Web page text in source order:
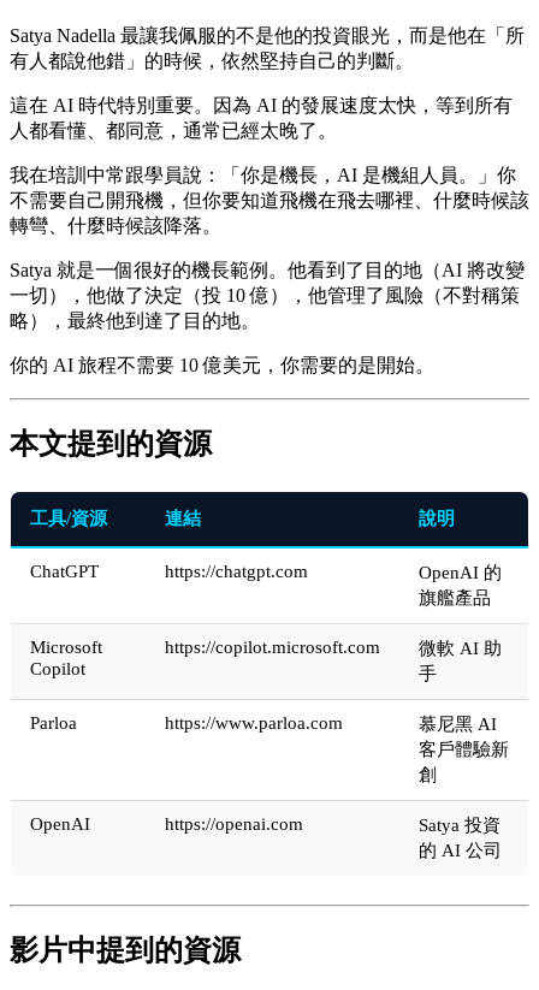
Satya Nadella 最讓我佩服的不是他的投資眼光，而是他在「所
有人都說他錯」的時候，依然堅持自己的判斷。
這在 AI 時代特別重要。因為 AI 的發展速度太快，等到所有
人都看懂、都同意，通常已經太晚了。
我在培訓中常跟學員說：「你是機長，AI 是機組人員。」你
不需要自己開飛機，但你要知道飛機在飛去哪裡、什麼時候該
轉彎、什麼時候該降落。
Satya 就是一個很好的機長範例。他看到了目的地（AI 將改變
一切），他做了決定（投 10 億），他管理了風險（不對稱策
略），最終他到達了目的地。
你的 AI 旅程不需要 10 億美元，你需要的是開始。
本文提到的資源
工具/資源 連結 說明
ChatGPT https://chatgpt.com
OpenAI 的
旗艦產品
Microsoft
Copilot
https://copilot.microsoft.com
微軟 AI 助
手
Parloa https://www.parloa.com
慕尼黑 AI
客戶體驗新
創
OpenAI https://openai.com
Satya 投資
的 AI 公司
影片中提到的資源